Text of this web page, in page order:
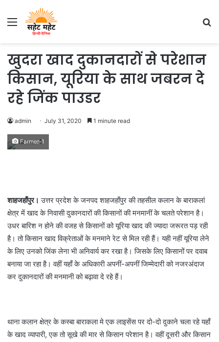
Menu
खुदरा खाद दुकानदारों से परेशान
किसान, यूरिया के साथ जबरन दे
रहे जिंक पाउडर
admin July 31, 2020 1 minute read
Farmer-1
शाहजहाँपुर।उत्तर प्रदेश के जनपद शाहजहाँपुर की तहसील कलान के बाराकलां
क्षेत्र में खाद के निवासी दुकानदारों की किसानों की मनमानीं के चलते परेशान है।
उधर बारिश न होने की वजह से किसानों को यूरिया खाद की ज्यादा जरूरत पड़ रही
है। तो किसान खाद विक्रेताओं के मनमाने रेट से मिल रही हैं। यही नहीं यूरिया लेने
के लिए उनको जिंक लेना भी अनिवार्य कर रखा है। जिसके लिए किसानों पर दवाब
बनाया जा रहा है। वहीं यहाँ के अधिकारी अपनीं-अपनीं जिम्मेदारी को नजरअंदाज
कर दुकानदारों की मनमानी को बढ़ावा दे रहे हैं।
थाना कलान क्षेत्र के कस्बा बाराकला मे एक लाइसेंस पर दो-दो दुकाने चला रहे यहाँ
के खाद व्यापारी, एक तो सूखे की मार से किसान परेशान है। वहीं दूसरी और किसान